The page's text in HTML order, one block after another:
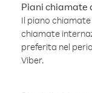
Piani chiamate
Il piano
chiamate
preferita nel
Viber.